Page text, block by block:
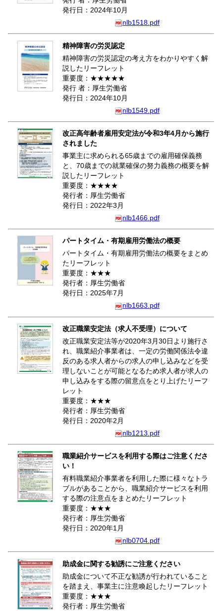
発行日：2024年10月
nlb1518.pdf
精神障害の労災認定
精神障害の労災認定の考え方をわかりやすく解
説したリーフレット
重要度：★★★★★
発行 者：厚生労働省
発行日：2024年10月
nlb1549.pdf
改正高年齢者雇用安定法が令和3年4月から施行
されました
事業主に求められる65歳までの雇用確保義務
と、70歳までの就業確保の努力義務の概要を解
説したリーフレット
重要度：★★★★
発行者：厚生労働省
発行日：2022年3月
nlb1466.pdf
パートタイム・有期雇用労働法の概要
パートタイム・有期雇用労働法の概要をまとめ
たリーフレット
重要度：★★★
発行者：厚生労働省
発行日：2025年7月
nlb1663.pdf
改正職業安定法（求人不受理）について
改正職業安定法等が2020年3月30日より施行さ
れ、職業紹介事業者は、一定の労働関係法令違
反のある求人者からの求人の申し込みなどを受
理しないことが可能となるため求人者が求人の
申し込みをする際の留意点をとり上げたリーフ
レット
重要度：★★★
発行者：厚生労働省
発行日：2020年2月
nlb1213.pdf
職業紹介サービスを利用する際はご注意くださ
い！
有料職業紹介事業者を利用した際に様々なトラ
ブルがあることから、職業紹介サービスを利用
する際の注意点をまとめたリーフレット
重要度：★★★
発行者：厚生労働省
発行日：2020年1月
nlb0704.pdf
助成金に関する勧誘にご注意ください
助成金について不正な勧誘が行われていること
を踏まえ、事業主に注意喚起したリーフレット
重要度：★★★
発行者：厚生労働省